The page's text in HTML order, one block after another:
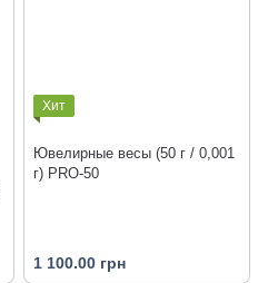
Хит
Ювелирные весы (50 г / 0,001
г) PRO-50
1 100.00 грн